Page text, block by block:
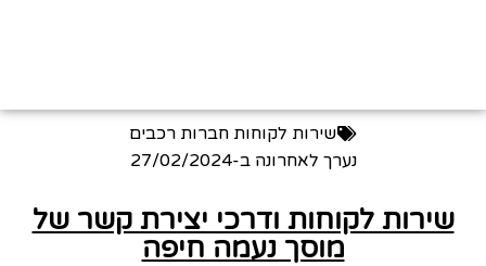
שירות לקוחות חברות רכבים
נערך לאחרונה ב-27/02/2024
שירות לקוחות ודרכי יצירת קשר של
מוסך נעמה חיפה